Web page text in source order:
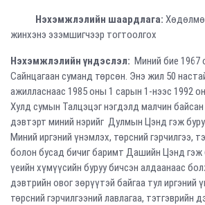
Нэхэмжлэлийн шаардлага:
жинхэнэ эзэмшигчээр тогтоолгох
Нэхэмжлэлийн үндэслэл: Миний бие 1967
Сайнцагаан суманд төрсөн. Энэ жил 50
ажилласнаас 1985 оны 1 сарын 1-нээс 1992
Хулд сумын Талцэцэг нэгдэлд малчин
дэвтэрт миний нэрийг Дулмын Цэнд гэж
Миний иргэний үнэмлэх, төрсний гэрчилгээ,
болон бусад бичиг баримт Дашийн Цэнд гэж
үеийн хүмүүсийн буруу бичсэн алдаанаас
дэвтрийн овог зөрүүтэй байгаа тул иргэний
төрсний гэрчилгээний лавлагаа, тэтгэврийн